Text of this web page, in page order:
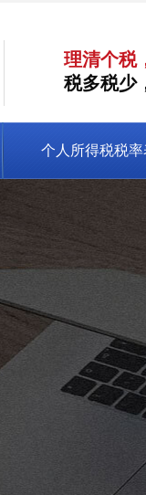
理清个税
税多税少
个人所得税税率